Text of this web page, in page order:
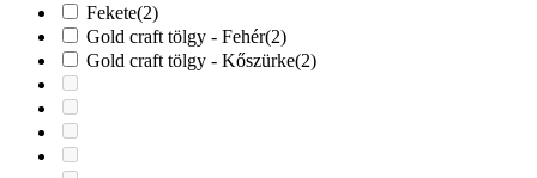
Fekete(2)
Gold craft tölgy - Fehér(2)
Gold craft tölgy - Kőszürke(2)